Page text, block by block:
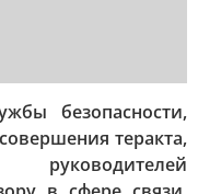
безопасности,
теракта,